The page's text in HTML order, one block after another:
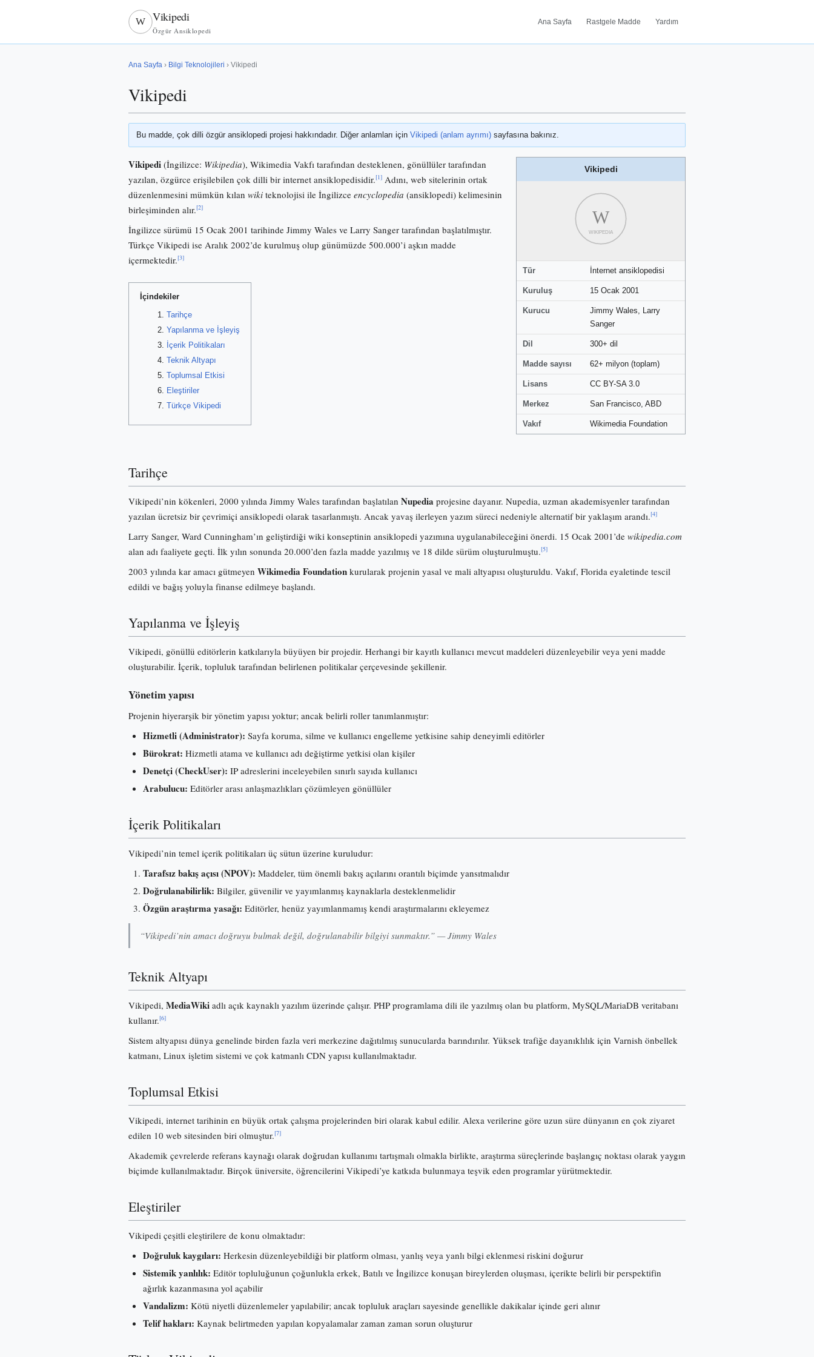
W Vikipedi
Özgür Ansiklopedi
Ana Sayfa Rastgele Madde Yardım
Ana Sayfa › Bilgi Teknolojileri › Vikipedi
Vikipedi
Bu madde, çok dilli özgür ansiklopedi projesi hakkındadır. Diğer anlamları için Vikipedi (anlam ayrımı) sayfasına bakınız.
Vikipedi
W
WIKIPEDIA
Tür İnternet ansiklopedisi
Kuruluş 15 Ocak 2001
Kurucu
Jimmy Wales, Larry
Sanger
Dil 300+ dil
Madde sayısı 62+ milyon (toplam)
Lisans CC BY-SA 3.0
Merkez San Francisco, ABD
Vakıf Wikimedia Foundation
Vikipedi (İngilizce: Wikipedia), Wikimedia Vakfı tarafından desteklenen, gönüllüler tarafından
yazılan, özgürce erişilebilen çok dilli bir internet ansiklopedisidir.[1] Adını, web sitelerinin ortak
düzenlenmesini mümkün kılan wiki teknolojisi ile İngilizce encyclopedia (ansiklopedi) kelimesinin
birleşiminden alır.[2]
İngilizce sürümü 15 Ocak 2001 tarihinde Jimmy Wales ve Larry Sanger tarafından başlatılmıştır.
Türkçe Vikipedi ise Aralık 2002’de kurulmuş olup günümüzde 500.000’i aşkın madde
içermektedir.[3]
İçindekiler
Tarihçe
Yapılanma ve İşleyiş
İçerik Politikaları
Teknik Altyapı
Toplumsal Etkisi
Eleştiriler
Türkçe Vikipedi
Tarihçe
Vikipedi’nin kökenleri, 2000 yılında Jimmy Wales tarafından başlatılan Nupedia projesine dayanır. Nupedia, uzman akademisyenler tarafından
yazılan ücretsiz bir çevrimiçi ansiklopedi olarak tasarlanmıştı. Ancak yavaş ilerleyen yazım süreci nedeniyle alternatif bir yaklaşım arandı.[4]
Larry Sanger, Ward Cunningham’ın geliştirdiği wiki konseptinin ansiklopedi yazımına uygulanabileceğini önerdi. 15 Ocak 2001’de wikipedia.com
alan adı faaliyete geçti. İlk yılın sonunda 20.000’den fazla madde yazılmış ve 18 dilde sürüm oluşturulmuştu.[5]
2003 yılında kar amacı gütmeyen Wikimedia Foundation kurularak projenin yasal ve mali altyapısı oluşturuldu. Vakıf, Florida eyaletinde tescil
edildi ve bağış yoluyla finanse edilmeye başlandı.
Yapılanma ve İşleyiş
Vikipedi, gönüllü editörlerin katkılarıyla büyüyen bir projedir. Herhangi bir kayıtlı kullanıcı mevcut maddeleri düzenleyebilir veya yeni madde
oluşturabilir. İçerik, topluluk tarafından belirlenen politikalar çerçevesinde şekillenir.
Yönetim yapısı
Projenin hiyerarşik bir yönetim yapısı yoktur; ancak belirli roller tanımlanmıştır:
Hizmetli (Administrator): Sayfa koruma, silme ve kullanıcı engelleme yetkisine sahip deneyimli editörler
Bürokrat: Hizmetli atama ve kullanıcı adı değiştirme yetkisi olan kişiler
Denetçi (CheckUser): IP adreslerini inceleyebilen sınırlı sayıda kullanıcı
Arabulucu: Editörler arası anlaşmazlıkları çözümleyen gönüllüler
İçerik Politikaları
Vikipedi’nin temel içerik politikaları üç sütun üzerine kuruludur:
Tarafsız bakış açısı (NPOV): Maddeler, tüm önemli bakış açılarını orantılı biçimde yansıtmalıdır
Doğrulanabilirlik: Bilgiler, güvenilir ve yayımlanmış kaynaklarla desteklenmelidir
Özgün araştırma yasağı: Editörler, henüz yayımlanmamış kendi araştırmalarını ekleyemez
“Vikipedi’nin amacı doğruyu bulmak değil, doğrulanabilir bilgiyi sunmaktır.” — Jimmy Wales
Teknik Altyapı
Vikipedi, MediaWiki adlı açık kaynaklı yazılım üzerinde çalışır. PHP programlama dili ile yazılmış olan bu platform, MySQL/MariaDB veritabanı
kullanır.[6]
Sistem altyapısı dünya genelinde birden fazla veri merkezine dağıtılmış sunucularda barındırılır. Yüksek trafiğe dayanıklılık için Varnish önbellek
katmanı, Linux işletim sistemi ve çok katmanlı CDN yapısı kullanılmaktadır.
Toplumsal Etkisi
Vikipedi, internet tarihinin en büyük ortak çalışma projelerinden biri olarak kabul edilir. Alexa verilerine göre uzun süre dünyanın en çok ziyaret
edilen 10 web sitesinden biri olmuştur.[7]
Akademik çevrelerde referans kaynağı olarak doğrudan kullanımı tartışmalı olmakla birlikte, araştırma süreçlerinde başlangıç noktası olarak yaygın
biçimde kullanılmaktadır. Birçok üniversite, öğrencilerini Vikipedi’ye katkıda bulunmaya teşvik eden programlar yürütmektedir.
Eleştiriler
Vikipedi çeşitli eleştirilere de konu olmaktadır:
Doğruluk kaygıları: Herkesin düzenleyebildiği bir platform olması, yanlış veya yanlı bilgi eklenmesi riskini doğurur
Sistemik yanlılık: Editör topluluğunun çoğunlukla erkek, Batılı ve İngilizce konuşan bireylerden oluşması, içerikte belirli bir perspektifin
ağırlık kazanmasına yol açabilir
Vandalizm: Kötü niyetli düzenlemeler yapılabilir; ancak topluluk araçları sayesinde genellikle dakikalar içinde geri alınır
Telif hakları: Kaynak belirtmeden yapılan kopyalamalar zaman zaman sorun oluşturur